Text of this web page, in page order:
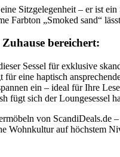
Sitzgelegenheit – er ist
Farbton „Smoked sand“
bereichert:
Sessel für exklusive
für eine haptisch
ein – ideal für Ihre
fügt sich der Loungesessel
von
Wohnkultur auf höchstem